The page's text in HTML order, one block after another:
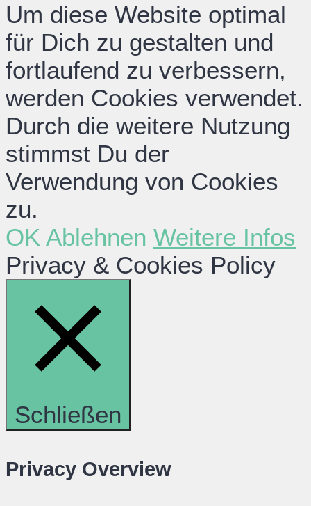
Um diese Website optimal
für Dich zu gestalten und
fortlaufend zu verbessern,
werden Cookies verwendet.
Durch die weitere Nutzung
stimmst Du der
Verwendung von Cookies
zu.
OK Ablehnen Weitere Infos
Privacy & Cookies Policy
Schließen
Privacy Overview